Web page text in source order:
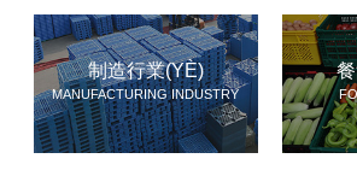
制造行業(YÈ)
MANUFACTURING INDUSTRY